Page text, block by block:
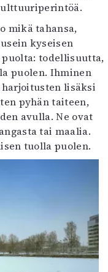
mikä tahansa,
kyseisen
todellisuutta,
puolen. Ihminen
lisäksi
pyhän taiteen,
avulla. Ne ovat
tai maalia.
tuolla puolen.